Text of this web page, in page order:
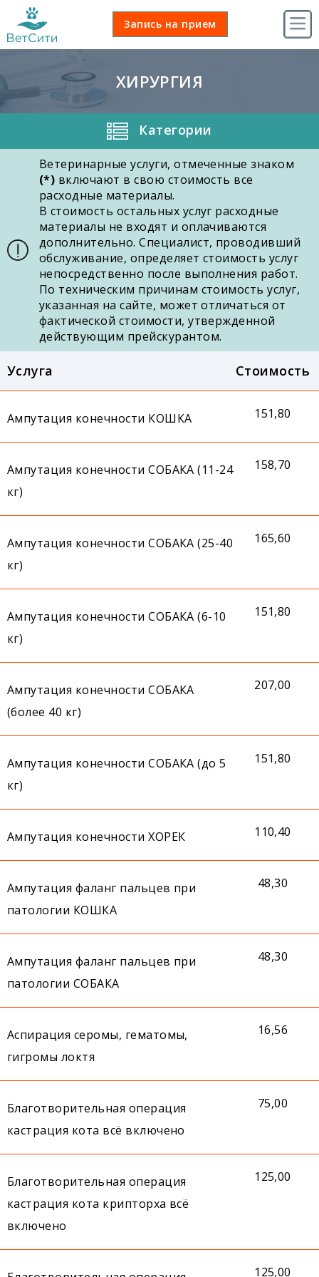
Запись
на
прием
Запись на прием
ХИРУРГИЯ
Категории
Ветеринарные услуги, отмеченные знаком
(*) включают в свою стоимость все
расходные материалы.
В стоимость остальных услуг расходные
материалы не входят и оплачиваются
дополнительно. Специалист, проводивший
обслуживание, определяет стоимость услуг
непосредственно после выполнения работ.
По техническим причинам стоимость услуг,
указанная на сайте, может отличаться от
фактической стоимости, утвержденной
действующим прейскурантом.
Услуга Стоимость
Ампутация конечности КОШКА 151,80
Ампутация конечности СОБАКА (11-24
кг)
158,70
Ампутация конечности СОБАКА (25-40
кг)
165,60
Ампутация конечности СОБАКА (6-10
кг)
151,80
Ампутация конечности СОБАКА
(более 40 кг)
207,00
Ампутация конечности СОБАКА (до 5
кг)
151,80
Ампутация конечности ХОРЕК 110,40
Ампутация фаланг пальцев при
патологии КОШКА
48,30
Ампутация фаланг пальцев при
патологии СОБАКА
48,30
Аспирация серомы, гематомы,
гигромы локтя
16,56
Благотворительная операция
кастрация кота всё включено
75,00
Благотворительная операция
кастрация кота крипторха всё
включено
125,00
125,00